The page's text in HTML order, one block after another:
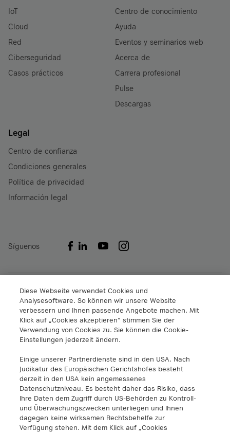
IoT
Cloud
Red
Ciberseguridad
Casos prácticos
Centro de conocimiento
Ayuda
Eventos y seminarios web
Acerca de
Carrera profesional
Pulse
Descargas
Legal
Centro de confianza
Condiciones generales
Política de privacidad
Información legal
Síguenos
A1 Digital International GmbH & Co KG
Lassallestrasse 9
A-1020 Viena, Austria
+43 5 06640
info@a1.digital
A1 Digital Spain S.L.
Calle Federico Salmón 13
28016 Madrid, España
info@a1.digital
A1 Digital Deutschland GmbH
Diese Webseite verwendet Cookies und
Analysesoftware. So können wir unsere Website
verbessern und Ihnen passende Angebote machen. Mit
Klick auf „Cookies akzeptieren“ stimmen Sie der
Verwendung von Cookies zu. Sie können die Cookie-
Einstellungen jederzeit ändern.
Einige unserer Partnerdienste sind in den USA. Nach
Judikatur des Europäischen Gerichtshofes besteht
derzeit in den USA kein angemessenes
Datenschutzniveau. Es besteht daher das Risiko, dass
Ihre Daten dem Zugriff durch US-Behörden zu Kontroll-
und Überwachungszwecken unterliegen und Ihnen
dagegen keine wirksamen Rechtsbehelfe zur
Verfügung stehen. Mit dem Klick auf „Cookies